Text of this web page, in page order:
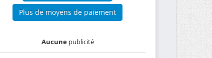
Plus de moyens de paiement
Aucunepublicité